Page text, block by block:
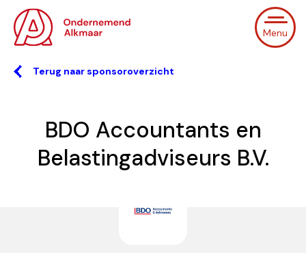
Menu
Terug naar sponsoroverzicht
BDO Accountants en
Belastingadviseurs B.V.